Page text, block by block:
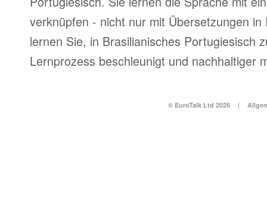
verknüpfen - nicht nur mit Übersetzungen
lernen Sie, in Brasilianisches Portugiesisch
Lernprozess beschleunigt und nachhaltiger
© EuroTalk Ltd 2026 |